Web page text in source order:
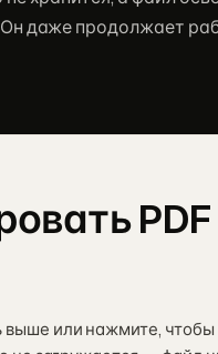
даже продолжает
или нажмите,